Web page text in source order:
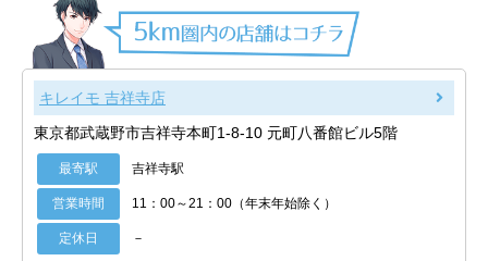
キレイモ 吉祥寺店
東京都武蔵野市吉祥寺本町1-8-10 元町八番館ビル5階
最寄駅 吉祥寺駅
営業時間 11：00～21：00（年末年始除く）
定休日 －